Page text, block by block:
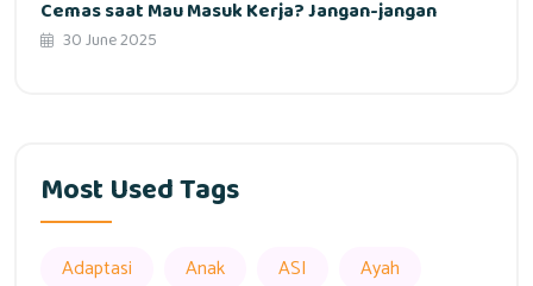
Cemas saat Mau Masuk Kerja? Jangan-jangan
30 June 2025
Most Used Tags
Adaptasi Anak ASI
Ayah